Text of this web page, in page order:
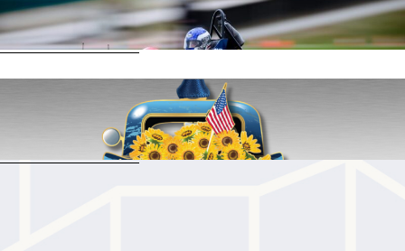
corsa
Per saperne di più
Sinergia di successo tra Beacon Design
e Nest&Cut
Per saperne di più